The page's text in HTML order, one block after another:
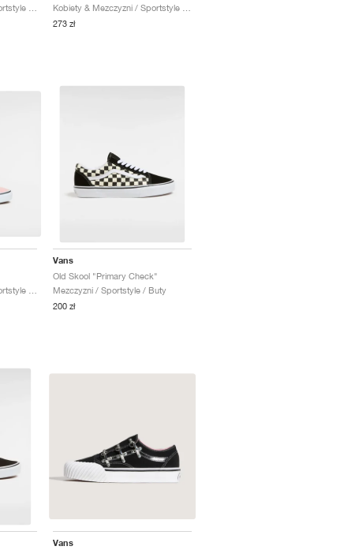
273 zł
Vans
Old Skool "Primary Check"
Mezczyzni / Sportstyle / Buty
200 zł
Vans